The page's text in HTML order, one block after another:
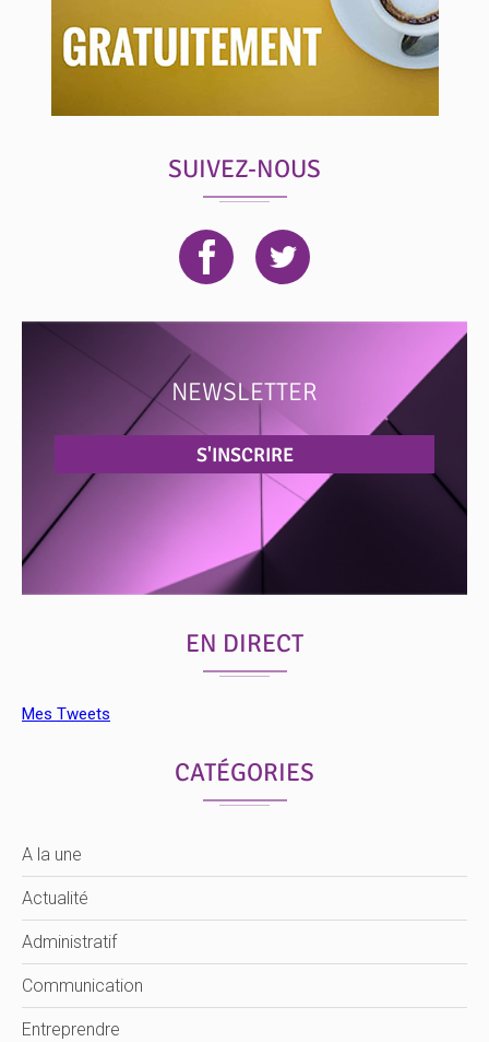
SUIVEZ-NOUS
NEWSLETTER
EN DIRECT
Mes Tweets
CATÉGORIES
A la une
Actualité
Administratif
Communication
Entreprendre